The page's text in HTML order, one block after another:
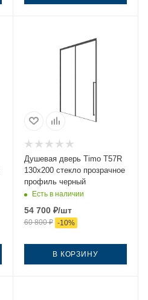
Душевая дверь Timo T57R
130х200 стекло прозрачное
профиль черный
Есть в наличии
54 700₽/шт
60 800₽ -10%
В КОРЗИНУ